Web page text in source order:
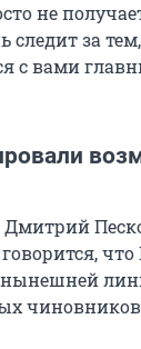
не
за
с вами
Дмитрий
говорится,